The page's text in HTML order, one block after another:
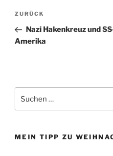
Beitragsnavigation
Vorheriger
Beitrag
ZURÜCK
Nazi Hakenkreuz und
Amerika
nach:
MEIN TIPP ZU